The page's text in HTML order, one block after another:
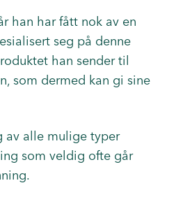
han har fått nok av en
seg på denne
han sender til
som dermed kan gi sine
av alle mulige typer
som veldig ofte går